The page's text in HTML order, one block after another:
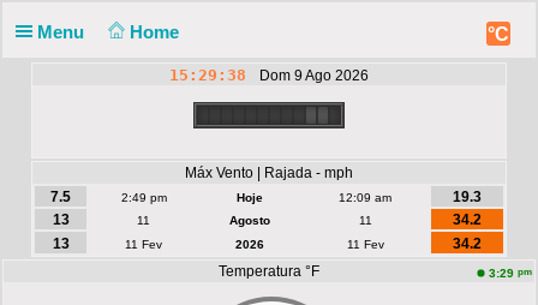
Menu Home °C
15:29:38 Dom 9 Ago 2026
Máx Vento | Rajada - mph
7.5
2:49 pm Hoje 12:09 am
19.3
13
11 Agosto 11
34.2
13
11 Fev 2026 11 Fev
34.2
Temperatura °F
3:29 pm